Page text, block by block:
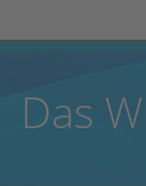
Das